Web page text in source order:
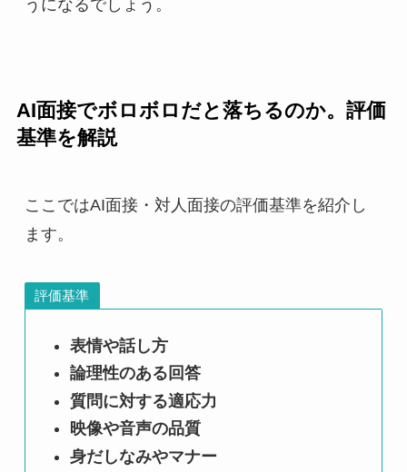
うになるでしょう。
AI面接でボロボロだと落ちるのか。評価
基準を解説
ここではAI面接・対人面接の評価基準を紹介し
ます。
評価基準
表情や話し方
論理性のある回答
質問に対する適応力
映像や音声の品質
身だしなみやマナー